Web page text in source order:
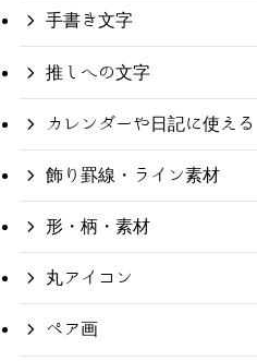
手書き文字
推しへの文字
カレンダーや日記に使える
飾り罫線・ライン素材
形・柄・素材
丸アイコン
ペア画